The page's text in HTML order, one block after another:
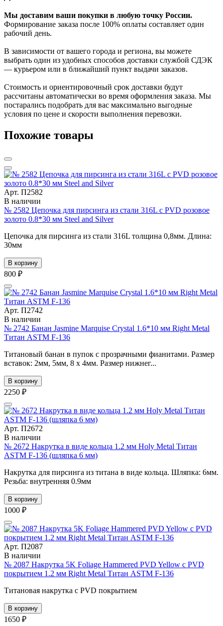
Мы доставим ваши покупки в любую точку России.
Формирование заказа после 100% оплаты составляет один
рабочий день.
В зависимости от вашего города и региона, вы можете
выбрать один из удобных способов доставки службой СДЭК
— курьером или в ближайший пункт выдачи заказов.
Стоимость и ориентировочный срок доставки будут
рассчитаны автоматически во время оформления заказа. Мы
постарались подобрать для вас максимально выгодные
условия по цене и скорости выполнения перевозки.
Похожие товары
Арт. П2582
В наличии
№ 2582 Цепочка для пирсинга из стали 316L с PVD розовое
золото 0.8*30 мм Steel and Silver
Цепочка для пирсинга из стали 316L толщина 0,8мм. Длина:
30мм
В корзину
800 ₽
Арт. П2742
В наличии
№ 2742 Банан Jasmine Marquise Crystal 1.6*10 мм Right Metal
Титан ASTM F-136
Титановый банан в пупок с прозрачными фианитами. Размер
вставок: 2мм, 5мм, 8 х 4мм. Размер нижнег...
В корзину
2250 ₽
Арт. П2672
В наличии
№ 2672 Накрутка в виде кольца 1.2 мм Holy Metal Титан
ASTM F-136 (шляпка 6 мм)
Накрутка для пирсинга из титана в виде кольца. Шляпка: 6мм.
Резьба: внутренняя 0.9мм
В корзину
1000 ₽
Арт. П2087
В наличии
№ 2087 Накрутка 5K Foliage Hammered PVD Yellow с PVD
покрытием 1.2 мм Right Metal Титан ASTM F-136
Титановая накрутка с PVD покрытием
В корзину
1650 ₽